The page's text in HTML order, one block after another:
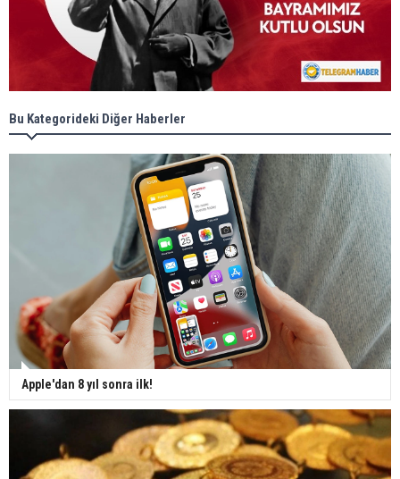
Bu Kategorideki Diğer Haberler
Apple'dan 8 yıl sonra ilk!